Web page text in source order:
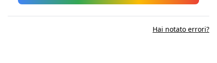
Hai notato errori?